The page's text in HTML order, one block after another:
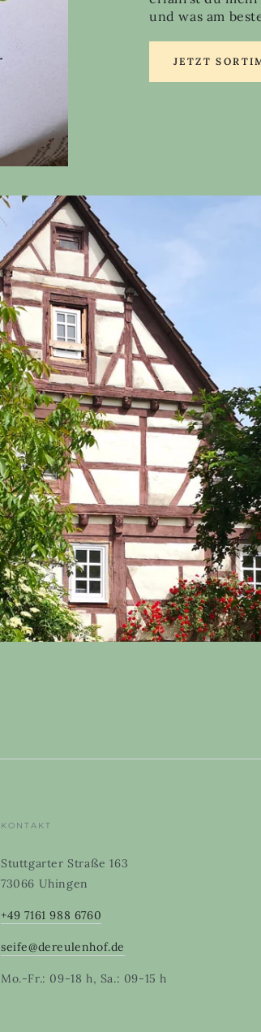
und was am
JETZT
KONTAKT
Stuttgarter Straße 163
73066 Uhingen
+49 7161 988 6760
seife@dereulenhof.de
Mo.-Fr.: 09-18 h, Sa.: 09-15 h